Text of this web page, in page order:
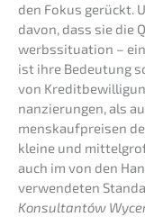
den Fokus gerückt.
davon, dass sie die
werbs­si­tua­ti­on –
ist ihre Bedeu­tung
von
nan­zie­run­gen, als
mens­kauf­prei­sen
kleine und
auch im von den
verwen­de­ten
Konsul­tan­tów